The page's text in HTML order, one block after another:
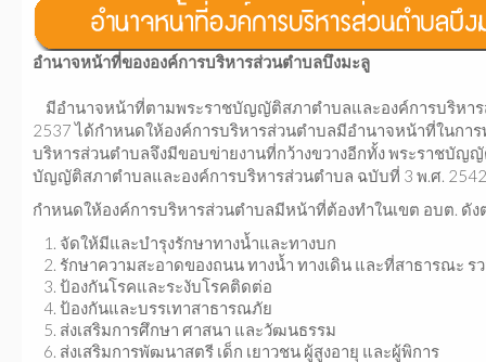
อำนาจหน้าที่ขององค์การบริหารส่วนตำบลบึงมะลู
มีอำนาจหน้าที่ตามพระราชบัญญัติสภาตำบลและองค์การบริหา
2537 ได้กำหนดให้องค์การบริหารส่วนตำบลมีอำนาจหน้าที่ในก
บริหารส่วนตำบลจึงมีขอบข่ายงานที่กว้างขวางอีกทั้ง พระราชบัญ
บัญญัติสภาตำบลและองค์การบริหารส่วนตำบล ฉบับที่ 3 พ.ศ. 2542
กำหนดให้องค์การบริหารส่วนตำบลมีหน้าที่ต้องทำในเขต อบต. ดัง
จัดให้มีและบำรุงรักษาทางน้ำและทางบก
รักษาความสะอาดของถนน ทางน้ำ ทางเดิน และที่สาธารณะ
ป้องกันโรคและระงับโรคติดต่อ
ป้องกันและบรรเทาสาธารณภัย
ส่งเสริมการศึกษา ศาสนา และวัฒนธรรม
ส่งเสริมการพัฒนาสตรี เด็ก เยาวชน ผู้สูงอายุ และผู้พิการ